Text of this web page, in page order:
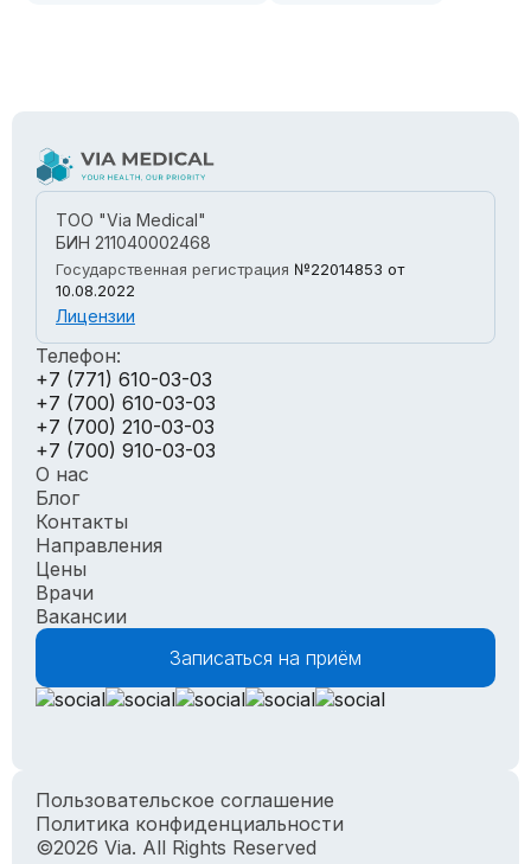
ТОО "Via Medical"
БИН 211040002468
Государственная регистрация №22014853 от
10.08.2022
Лицензии
Телефон:
+7 (771) 610-03-03
+7 (700) 610-03-03
+7 (700) 210-03-03
+7 (700) 910-03-03
О нас
Блог
Контакты
Направления
Цены
Врачи
Вакансии
Записаться на приём
Пользовательское соглашение
Политика конфиденциальности
©2026 Via. All Rights Reserved